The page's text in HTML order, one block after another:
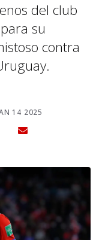
del club
su
contra
14 2025